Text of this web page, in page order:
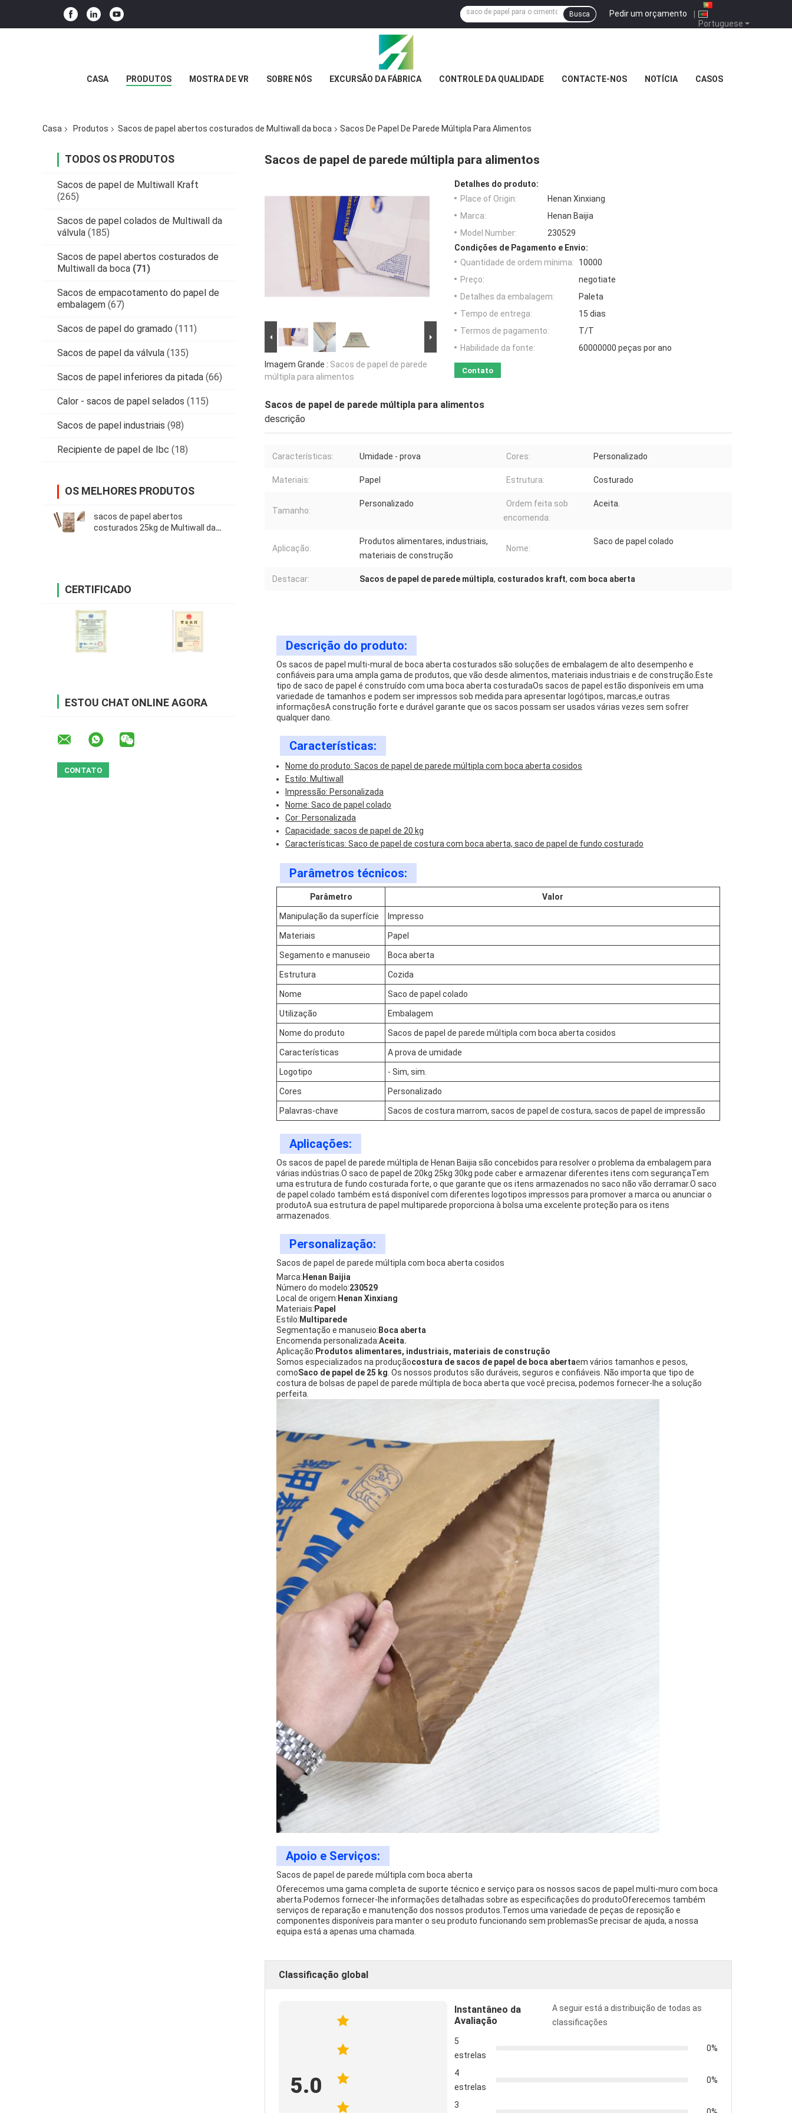
Portuguese
Pedir um orçamento |
Busca
CASA PRODUTOS MOSTRA DE VR SOBRE NÓS EXCURSÃO DA FÁBRICA CONTROLE DA QUALIDADE CONTACTE-NOS NOTÍCIA CASOS
Casa Produtos Sacos de papel abertos costurados de Multiwall da boca Sacos De Papel De Parede Múltipla Para Alimentos
TODOS OS PRODUTOS
Sacos de papel de Multiwall Kraft
(265)
Sacos de papel colados de Multiwall da
válvula (185)
Sacos de papel abertos costurados de
Multiwall da boca (71)
Sacos de empacotamento do papel de
embalagem (67)
Sacos de papel do gramado (111)
Sacos de papel da válvula (135)
Sacos de papel inferiores da pitada (66)
Calor - sacos de papel selados (115)
Sacos de papel industriais (98)
Recipiente de papel de Ibc (18)
OS MELHORES PRODUTOS
sacos de papel abertos
costurados 25kg de Multiwall da
CERTIFICADO
ESTOU CHAT ONLINE AGORA
Sacos de papel de parede múltipla para alimentos
Imagem Grande : Sacos de papel de parede
múltipla para alimentos
Detalhes do produto:
Place of Origin:
Henan Xinxiang
Marca:
Henan Baijia
Model Number:
230529
Condições de Pagamento e Envio:
Quantidade de ordem mínima:
10000
Preço:
negotiate
Detalhes da embalagem:
Paleta
Tempo de entrega:
15 dias
Termos de pagamento:
T/T
Habilidade da fonte:
60000000 peças por ano
Contato
Sacos de papel de parede múltipla para alimentos
descrição
Características: Umidade - prova Cores: Personalizado
Materiais: Papel Estrutura: Costurado
Tamanho:
Personalizado
Ordem feita sob
encomenda:
Aceita.
Aplicação:
Produtos alimentares, industriais,
materiais de construção
Nome:
Saco de papel colado
Destacar: Sacos de papel de parede múltipla, costurados kraft, com boca aberta
Descrição do produto:
Os sacos de papel multi-mural de boca aberta costurados são soluções de embalagem de alto desempenho e
confiáveis para uma ampla gama de produtos, que vão desde alimentos, materiais industriais e de construção.Este
tipo de saco de papel é construído com uma boca aberta costuradaOs sacos de papel estão disponíveis em uma
variedade de tamanhos e podem ser impressos sob medida para apresentar logótipos, marcas,e outras
informaçõesA construção forte e durável garante que os sacos possam ser usados várias vezes sem sofrer
qualquer dano.
Características:
Nome do produto: Sacos de papel de parede múltipla com boca aberta cosidos
Estilo: Multiwall
Impressão: Personalizada
Nome: Saco de papel colado
Cor: Personalizada
Capacidade: sacos de papel de 20 kg
Características: Saco de papel de costura com boca aberta, saco de papel de fundo costurado
Parâmetros técnicos:
Parâmetro Valor
Manipulação da superfície Impresso
Materiais Papel
Segamento e manuseio Boca aberta
Estrutura Cozida
Nome Saco de papel colado
Utilização Embalagem
Nome do produto Sacos de papel de parede múltipla com boca aberta cosidos
Características A prova de umidade
Logotipo - Sim, sim.
Cores Personalizado
Palavras-chave Sacos de costura marrom, sacos de papel de costura, sacos de papel de impressão
Aplicações:
Os sacos de papel de parede múltipla de Henan Baijia são concebidos para resolver o problema da embalagem para
várias indústrias.O saco de papel de 20kg 25kg 30kg pode caber e armazenar diferentes itens com segurançaTem
uma estrutura de fundo costurada forte, o que garante que os itens armazenados no saco não vão derramar.O saco
de papel colado também está disponível com diferentes logotipos impressos para promover a marca ou anunciar o
produtoA sua estrutura de papel multiparede proporciona à bolsa uma excelente proteção para os itens
armazenados.
Personalização:
Sacos de papel de parede múltipla com boca aberta cosidos
Marca: Henan Baijia
Número do modelo:230529
Local de origem: Henan Xinxiang
Materiais: Papel
Estilo: Multiparede
Segmentação e manuseio: Boca aberta
Encomenda personalizada:Aceita.
Aplicação: Produtos alimentares, industriais, materiais de construção
Somos especializados na produçãocostura de sacos de papel de boca abertaem vários tamanhos e pesos,
comoSaco de papel de 25 kg. Os nossos produtos são duráveis, seguros e confiáveis. Não importa que tipo de
costura de bolsas de papel de parede múltipla de boca aberta que você precisa, podemos fornecer-lhe a solução
perfeita.
Apoio e Serviços:
Sacos de papel de parede múltipla com boca aberta
Oferecemos uma gama completa de suporte técnico e serviço para os nossos sacos de papel multi-muro com boca
aberta.Podemos fornecer-lhe informações detalhadas sobre as especificações do produtoOferecemos também
serviços de reparação e manutenção dos nossos produtos.Temos uma variedade de peças de reposição e
componentes disponíveis para manter o seu produto funcionando sem problemasSe precisar de ajuda, a nossa
equipa está a apenas uma chamada.
Classificação global
5.0
Instantâneo da
Avaliação
A seguir está a distribuição de todas as
classificações
5
estrelas
0%
4
estrelas
0%
3